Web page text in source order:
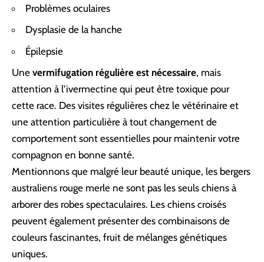
Problèmes oculaires
Dysplasie de la hanche
Épilepsie
Une vermifugation régulière est nécessaire, mais
attention à l’ivermectine qui peut être toxique pour
cette race. Des visites régulières chez le vétérinaire et
une attention particulière à tout changement de
comportement sont essentielles pour maintenir votre
compagnon en bonne santé.
Mentionnons que malgré leur beauté unique, les bergers
australiens rouge merle ne sont pas les seuls chiens à
arborer des robes spectaculaires. Les chiens croisés
peuvent également présenter des combinaisons de
couleurs fascinantes, fruit de mélanges génétiques
uniques.